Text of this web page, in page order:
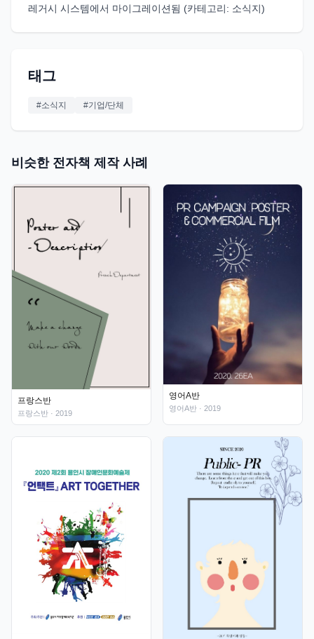
레거시 시스템에서 마이그레이션됨 (카테고리: 소식지)
태그
#소식지 #기업/단체
비슷한 전자책 제작 사례
프랑스반
프랑스반 · 2019
영어A반
영어A반 · 2019